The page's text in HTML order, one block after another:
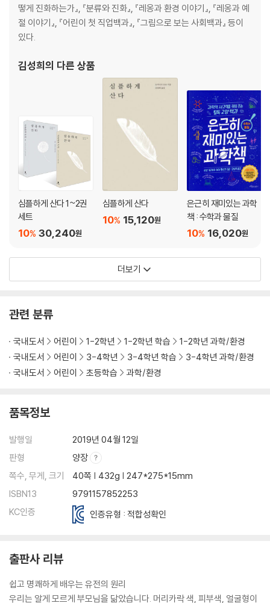
떻게 진화하는가』, 『분류와 진화』, 『레옹과 환경 이야기』, 『레옹과 예
절 이야기』, 『어린이 첫 직업백과』, 『그림으로 보는 사회백과』 등이
있다.
김성희의 다른 상품
심플하게 산다 1~2권
세트
30,240원
10%
심플하게 산다
15,120원
10%
은근히 재미있는 과학
책 : 수학과 물질
16,020원
10%
더보기
관련 분류
국내도서 어린이 1-2학년 1-2학년 학습
1-2학년 과학/환경
국내도서
어린이 3-4학년 3-4학년 학습
3-4학년 과학/환경
국내도서
어린이 초등학습 과학/환경
품목정보
발행일
2019년 04월 12일
판형
양장
쪽수, 무게, 크기
40쪽 | 432g | 247*275*15mm
ISBN13
9791157852253
KC인증
인증유형 : 적합성확인
출판사 리뷰
쉽고 명쾌하게 배우는 유전의 원리
우리는 알게 모르게 부모님을 닮았습니다. 머리카락 색, 피부색, 얼굴형이